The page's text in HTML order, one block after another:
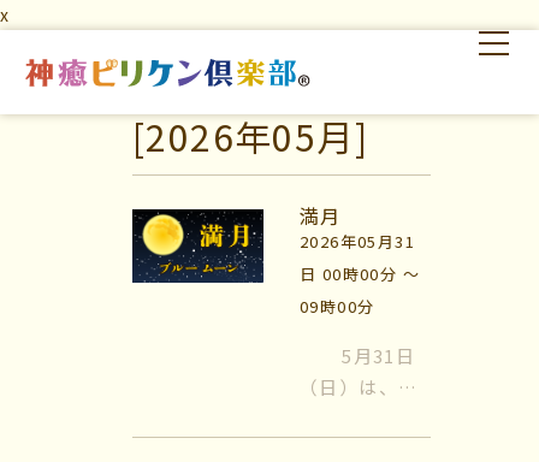
x
[2026年05月]
満月
2026年05月31
日 00時00分 〜
09時00分
（日）は、満